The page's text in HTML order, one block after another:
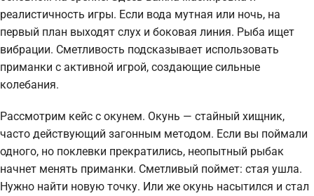
реалистичность игры. Если вода мутная или ночь, на
первый план выходят слух и боковая линия. Рыба ищет
вибрации. Сметливость подсказывает использовать
приманки с активной игрой, создающие сильные
колебания.
Рассмотрим кейс с окунем. Окунь — стайный хищник,
часто действующий загонным методом. Если вы поймали
одного, но поклевки прекратились, неопытный рыбак
начнет менять приманки. Сметливый поймет: стая ушла.
Нужно найти новую точку. Или же окунь насытился и стал